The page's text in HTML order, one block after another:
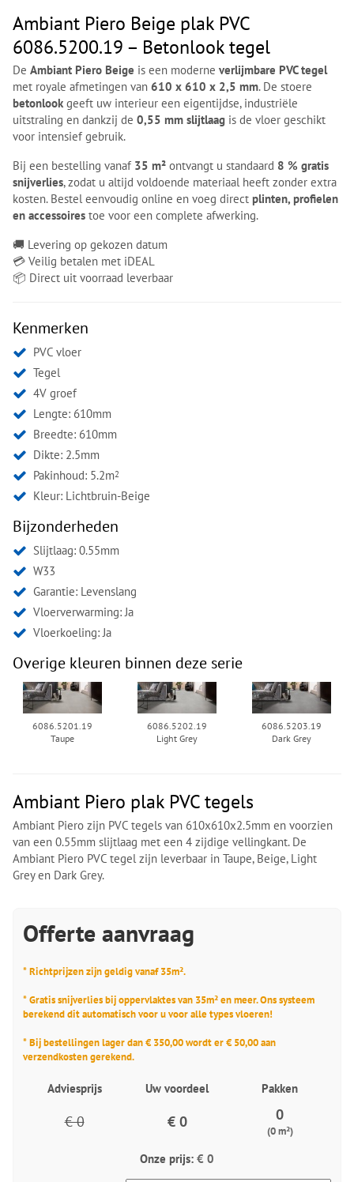
Ambiant Piero Beige plak PVC
6086.5200.19 – Betonlook tegel
De Ambiant Piero Beige is een moderne verlijmbare PVC tegel
met royale afmetingen van 610 x 610 x 2,5 mm. De stoere
betonlook geeft uw interieur een eigentijdse, industriële
uitstraling en dankzij de 0,55 mm slijtlaag is de vloer geschikt
voor intensief gebruik.
Bij een bestelling vanaf 35 m² ontvangt u standaard 8 % gratis
snijverlies, zodat u altijd voldoende materiaal heeft zonder extra
kosten. Bestel eenvoudig online en voeg direct plinten, profielen
en accessoires toe voor een complete afwerking.
🚚 Levering op gekozen datum
💳 Veilig betalen met iDEAL
📦 Direct uit voorraad leverbaar
Kenmerken
PVC vloer
Tegel
4V groef
Lengte: 610mm
Breedte: 610mm
Dikte: 2.5mm
Pakinhoud: 5.2m2
Kleur: Lichtbruin-Beige
Bijzonderheden
Slijtlaag: 0.55mm
W33
Garantie: Levenslang
Vloerverwarming: Ja
Vloerkoeling: Ja
Overige kleuren binnen deze serie
6086.5201.19
Taupe
6086.5202.19
Light Grey
6086.5203.19
Dark Grey
Ambiant Piero plak PVC tegels
Ambiant Piero zijn PVC tegels van 610x610x2.5mm en voorzien
van een 0.55mm slijtlaag met een 4 zijdige vellingkant. De
Ambiant Piero PVC tegel zijn leverbaar in Taupe, Beige, Light
Grey en Dark Grey.
Offerte aanvraag
* Richtprijzen zijn geldig vanaf 35m².
* Gratis snijverlies bij oppervlaktes van 35m² en meer. Ons systeem
berekend dit automatisch voor u voor alle types vloeren!
* Bij bestellingen lager dan € 350,00 wordt er € 50,00 aan
verzendkosten gerekend.
Adviesprijs Uw voordeel Pakken
€ 0 € 0 0
(0 m²)
Onze prijs: € 0